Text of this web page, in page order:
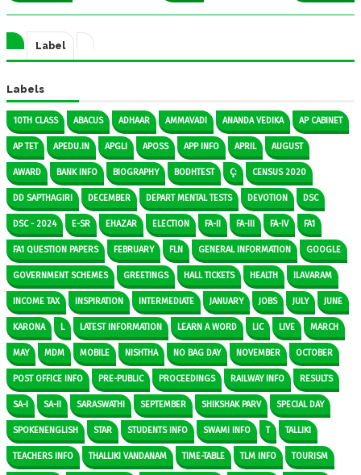
Label
Labels
10TH CLASS ABACUS ADHAAR AMMAVADI ANANDA VEDIKA AP CABINET
AP TET APEDU.IN APGLI APOSS APP INFO APRIL AUGUST
AWARD BANK INFO BIOGRAPHY BODHTEST Ç: CENSUS 2020
DD SAPTHAGIRI DECEMBER DEPART MENTAL TESTS DEVOTION DSC
DSC - 2024 E-SR EHAZAR ELECTION FA-II FA-III FA-IV FA1
FA1 QUESTION PAPERS FEBRUARY FLN GENERAL INFORMATION GOOGLE
GOVERNMENT SCHEMES GREETINGS HALL TICKETS HEALTH ILAVARAM
INCOME TAX INSPIRATION INTERMEDIATE JANUARY JOBS JULY JUNE
KARONA L LATEST INFORMATION LEARN A WORD LIC LIVE MARCH
MAY MDM MOBILE NISHTHA NO BAG DAY NOVEMBER OCTOBER
POST OFFICE INFO PRE-PUBLIC PROCEEDINGS RAILWAY INFO RESULTS
SA-I SA-II SARASWATHI SEPTEMBER SHIKSHAK PARV SPECIAL DAY
SPOKENENGLISH STAR STUDENTS INFO SWAMI INFO T TALLIKI
TEACHERS INFO THALLIKI VANDANAM TIME-TABLE TLM INFO TOURISM